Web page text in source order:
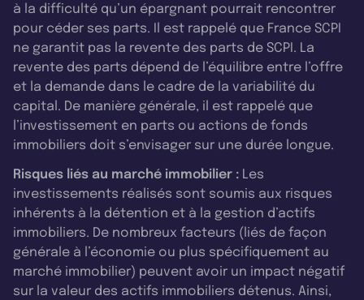
à la difficulté qu’un épargnant pourrait rencontrer
pour céder ses parts. Il est rappelé que France SCPI
ne garantit pas la revente des parts de SCPI. La
revente des parts dépend de l’équilibre entre l’offre
et la demande dans le cadre de la variabilité du
capital. De manière générale, il est rappelé que
l’investissement en parts ou actions de fonds
immobiliers doit s’envisager sur une durée longue.
Risques liés au marché immobilier : Les
investissements réalisés sont soumis aux risques
inhérents à la détention et à la gestion d’actifs
immobiliers. De nombreux facteurs (liés de façon
générale à l’économie ou plus spécifiquement au
marché immobilier) peuvent avoir un impact négatif
sur la valeur des actifs immobiliers détenus. Ainsi,